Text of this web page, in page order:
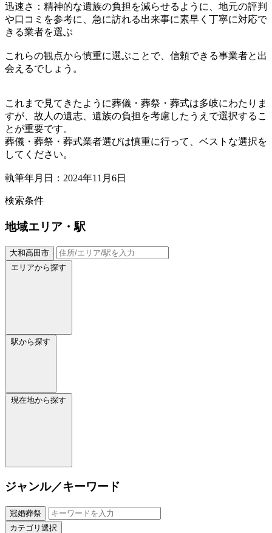
迅速さ：精神的な遺族の負担を減らせるように、地元の評判
や口コミを参考に、急に訪れる出来事に素早く丁寧に対応で
きる業者を選ぶ
これらの観点から慎重に選ぶことで、信頼できる事業者と出
会えるでしょう。
これまで見てきたように葬儀・葬祭・葬式は多岐にわたりま
すが、故人の遺志、遺族の負担を考慮したうえで選択するこ
とが重要です。
葬儀・葬祭・葬式業者選びは慎重に行って、ベストな選択を
してください。
執筆年月日：2024年11月6日
検索条件
地域エリア・駅
大和高田市
エリアから探す
駅から探す
現在地から探す
ジャンル／キーワード
冠婚葬祭
カテゴリ選択